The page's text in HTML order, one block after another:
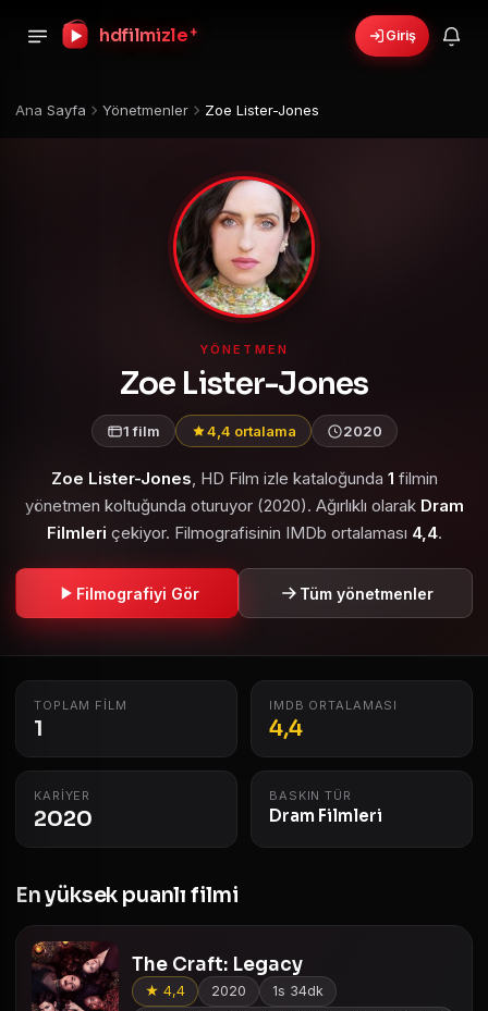
hdfilmizle + Giriş
Ana Sayfa Yönetmenler Zoe Lister-Jones
YÖNETMEN
Zoe Lister-Jones
1 film 4,4 ortalama 2020
Zoe Lister-Jones, HD Film izle kataloğunda 1 filmin
yönetmen koltuğunda oturuyor (2020). Ağırlıklı olarak Dram
Filmleri çekiyor. Filmografisinin IMDb ortalaması 4,4.
Filmografiyi Gör Tüm yönetmenler
TOPLAM FILM
1
IMDB ORTALAMASI
4,4
KARIYER
2020
BASKIN TÜR
Dram Filmleri
En yüksek puanlı filmi
The Craft: Legacy
★ 4,4 2020
1s 34dk